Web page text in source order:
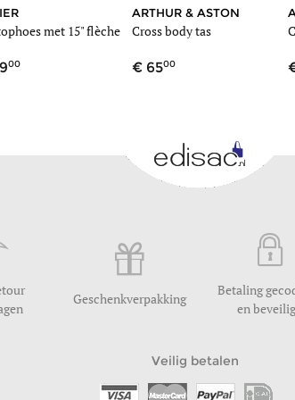
met 15" flèche
00
ARTHUR & ASTON
Cross body tas
6500
Geschenkverpakking
Betaling
en
Veilig betalen